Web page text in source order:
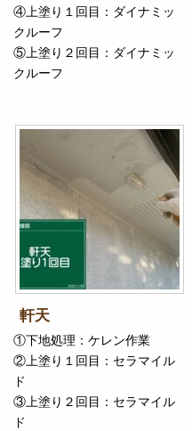
④上塗り１回目：ダイナミッ
クルーフ
⑤上塗り２回目：ダイナミッ
クルーフ
軒天
①下地処理：ケレン作業
②上塗り１回目：セラマイル
ド
③上塗り２回目：セラマイル
ド